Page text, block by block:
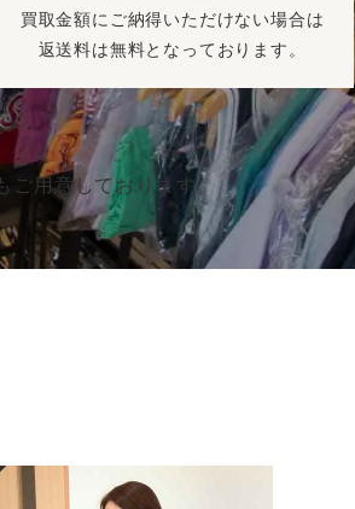
買取金額にご納得いただけない場合は
返送料は無料となっております。
用意しております。